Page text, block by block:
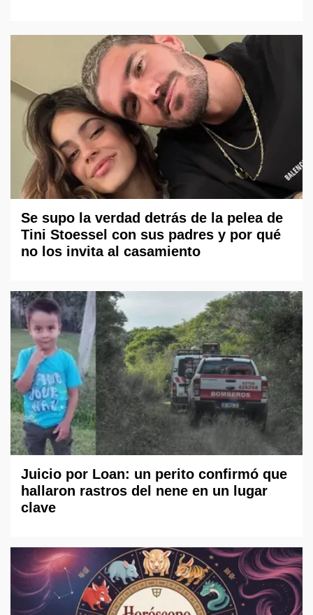
Se supo la verdad detrás de la pelea de
Tini Stoessel con sus padres y por qué
no los invita al casamiento
Juicio por Loan: un perito confirmó que
hallaron rastros del nene en un lugar
clave